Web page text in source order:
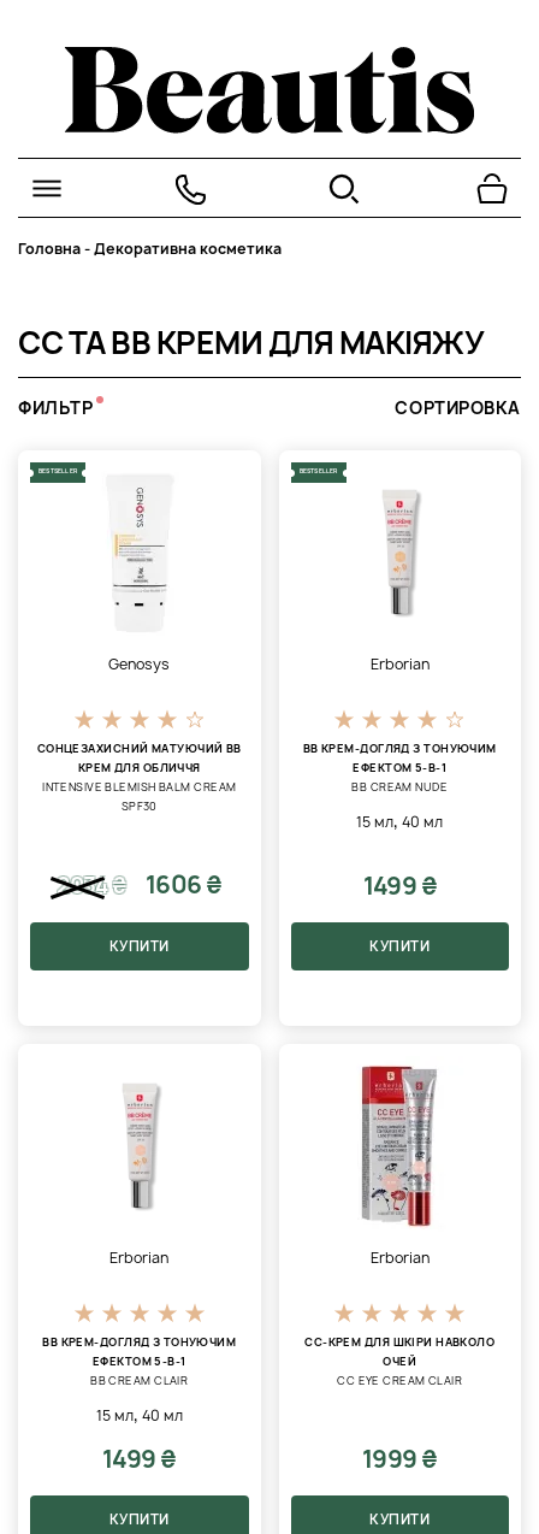
Головна-Декоративна косметика
CC ТА BB КРЕМИ ДЛЯ МАКІЯЖУ
ФИЛЬТР СОРТИРОВКА
BESTSELLER
Genosys
СОНЦЕЗАХИСНИЙ МАТУЮЧИЙ ВВ
КРЕМ ДЛЯ ОБЛИЧЧЯ
INTENSIVE BLEMISH BALM CREAM
SPF30
2034₴ 1606 ₴
КУПИТИ
BESTSELLER
Erborian
BB КРЕМ-ДОГЛЯД З ТОНУЮЧИМ
ЕФЕКТОМ 5-В-1
BB CREAM NUDE
15 мл,40 мл
1499 ₴
КУПИТИ
Erborian
BB КРЕМ-ДОГЛЯД З ТОНУЮЧИМ
ЕФЕКТОМ 5-В-1
BB CREAM CLAIR
15 мл, 40 мл
1499 ₴
КУПИТИ
Erborian
СС-КРЕМ ДЛЯ ШКІРИ НАВКОЛО
ОЧЕЙ
CC EYE CREAM CLAIR
1999 ₴
КУПИТИ